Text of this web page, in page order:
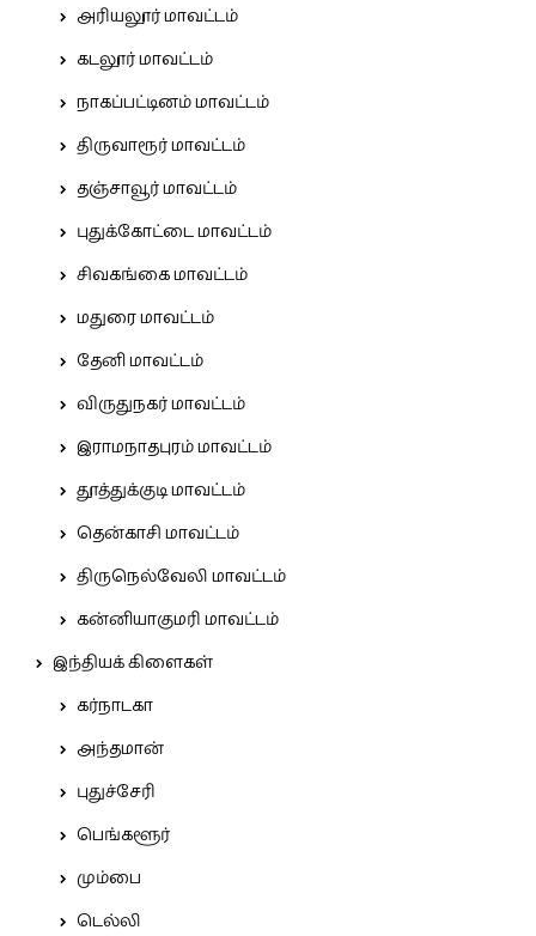
அரியலூர் மாவட்டம்
கடலூர் மாவட்டம்
நாகப்பட்டினம் மாவட்டம்
திருவாரூர் மாவட்டம்
தஞ்சாவூர் மாவட்டம்
புதுக்கோட்டை மாவட்டம்
சிவகங்கை மாவட்டம்
மதுரை மாவட்டம்
தேனி மாவட்டம்
விருதுநகர் மாவட்டம்
இராமநாதபுரம் மாவட்டம்
தூத்துக்குடி மாவட்டம்
தென்காசி மாவட்டம்
திருநெல்வேலி மாவட்டம்
கன்னியாகுமரி மாவட்டம்
இந்தியக் கிளைகள்
கர்நாடகா
அந்தமான்
புதுச்சேரி
பெங்களூர்
மும்பை
டெல்லி